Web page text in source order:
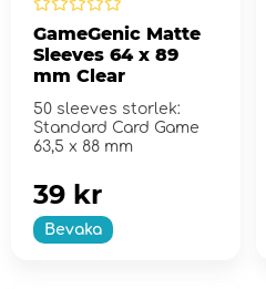
GameGenic Matte
Sleeves 64 x 89
mm Clear
50 sleeves storlek:
Standard Card Game
63,5 x 88 mm
Bevaka
39 kr